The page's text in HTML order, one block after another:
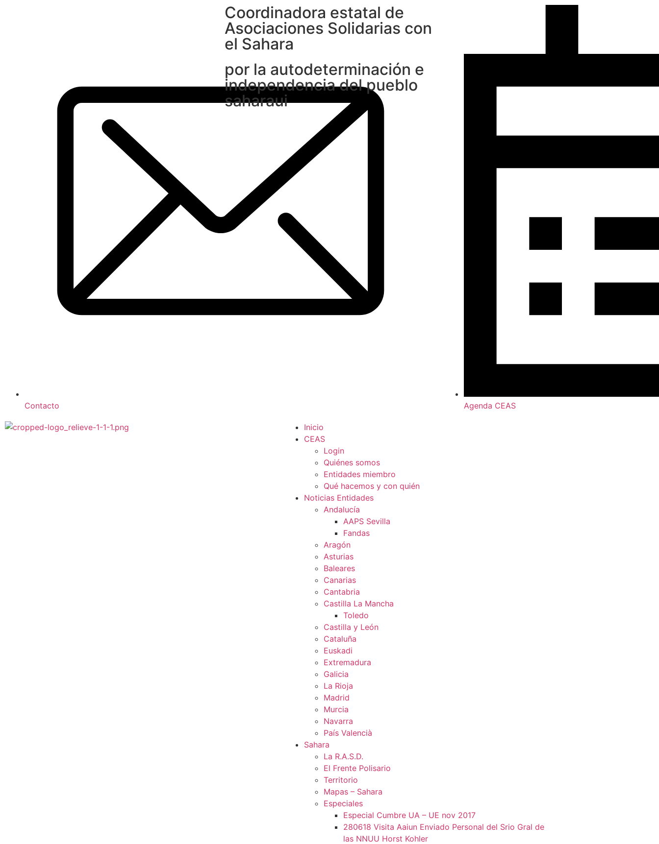
Contacto
Coordinadora estatal de
Asociaciones Solidarias con
el Sahara
por la autodeterminación e
independencia del pueblo
saharaui
Agenda CEAS
Inicio
CEAS
Login
Quiénes somos
Entidades miembro
Qué hacemos y con quién
Noticias Entidades
Andalucía
AAPS Sevilla
Fandas
Aragón
Asturias
Baleares
Canarias
Cantabria
Castilla La Mancha
Toledo
Castilla y León
Cataluña
Euskadi
Extremadura
Galicia
La Rioja
Madrid
Murcia
Navarra
País Valencià
Sahara
La R.A.S.D.
El Frente Polisario
Territorio
Mapas – Sahara
Especiales
Especial Cumbre UA – UE nov 2017
280618 Visita Aaiun Enviado Personal del Srio Gral de
las NNUU Horst Kohler